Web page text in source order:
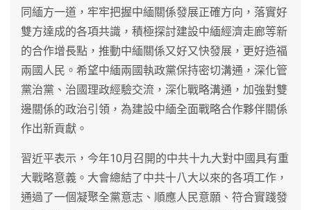
同緬方一道，牢牢把握中緬關係發展正確方向，落實好
雙方達成的各項共識，積極探討建設中緬經濟走廊等新
的合作增長點，推動中緬關係又好又快發展，更好造福
兩國人民。希望中緬兩國執政黨保持密切溝通，深化管
黨治黨、治國理政經驗交流，深化戰略溝通，加強對雙
邊關係的政治引領，為建設中緬全面戰略合作夥伴關係
作出新貢獻。
習近平表示，今年10月召開的中共十九大對中國具有重
大戰略意義。大會總結了中共十八大以來的各項工作，
通過了一個凝聚全黨意志、順應人民意願、符合實踐發